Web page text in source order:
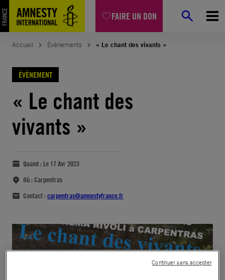
FAIRE UN DON
Accueil Évènements « Le chant des vivants »
ÉVÈNEMENT
« Le chant des
vivants »
Quand : Le 17 Avr 2023
Où : Carpentras
Contact :carpentras@amnestyfrance.fr
Continuer sans accepter